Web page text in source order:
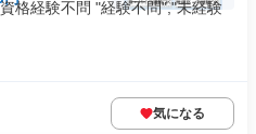
格経験不問 "経験不問","未経験
気になる